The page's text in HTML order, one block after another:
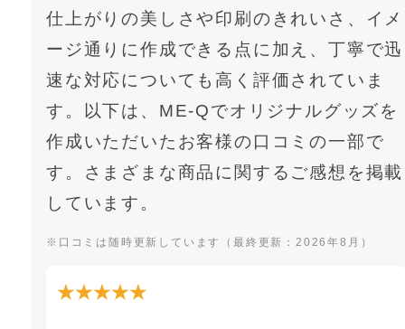
仕上がりの美しさや印刷のきれいさ、イメ
ージ通りに作成できる点に加え、丁寧で迅
速な対応についても高く評価されていま
す。以下は、ME-Qでオリジナルグッズを
作成いただいたお客様の口コミの一部で
す。さまざまな商品に関するご感想を掲載
しています。
※口コミは随時更新しています（最終更新：2026年8月）
★★★★★